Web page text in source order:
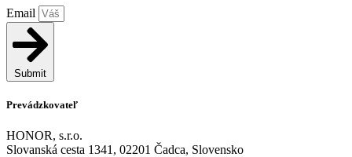
Email
Submit
Prevádzkovateľ
HONOR, s.r.o.
Slovanská cesta 1341, 02201 Čadca, Slovensko